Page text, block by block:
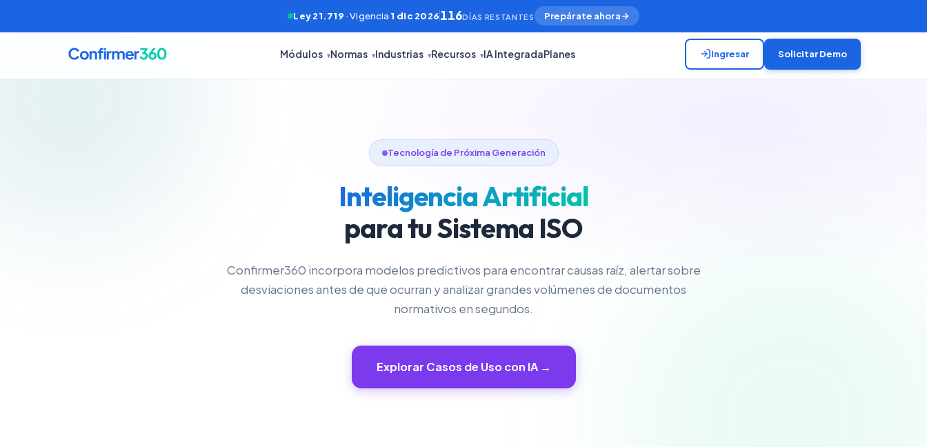
Ley 21.719 · Vigencia 1 dic 2026116DÍAS RESTANTES Prepárate ahora
Módulos ▾Normas ▾Industrias ▾Recursos ▾IA IntegradaPlanes Ingresar Solicitar Demo
Tecnología de Próxima Generación
Inteligencia Artificial
para tu Sistema ISO
Confirmer360 incorpora modelos predictivos para encontrar causas raíz, alertar sobre
desviaciones antes de que ocurran y analizar grandes volúmenes de documentos
normativos en segundos.
Explorar Casos de Uso con IA →